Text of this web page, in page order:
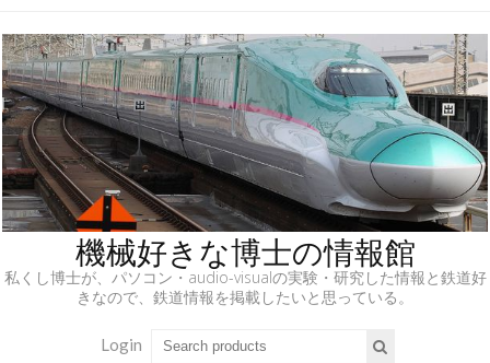
機械好きな博士の情報館
私くし博士が、パソコン・audio-visualの実験・研究した情報と鉄道好
きなので、鉄道情報を掲載したいと思っている。
Login